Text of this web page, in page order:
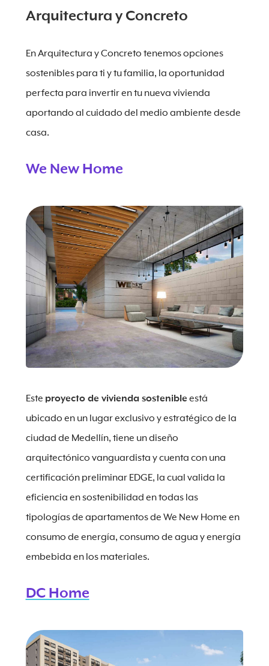
Arquitectura y Concreto
En Arquitectura y Concreto tenemos opciones
sostenibles para ti y tu familia, la oportunidad
perfecta para invertir en tu nueva vivienda
aportando al cuidado del medio ambiente desde
casa.
We New Home
Este proyecto de vivienda sostenible está
ubicado en un lugar exclusivo y estratégico de la
ciudad de Medellín, tiene un diseño
arquitectónico vanguardista y cuenta con una
certificación preliminar EDGE, la cual valida la
eficiencia en sostenibilidad en todas las
tipologías de apartamentos de We New Home en
consumo de energía, consumo de agua y energía
embebida en los materiales.
DC Home